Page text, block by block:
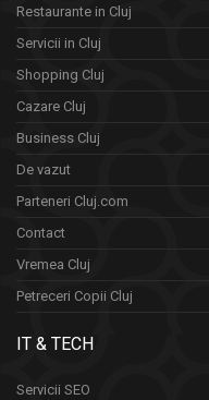
Restaurante in Cluj
Servicii in Cluj
Shopping Cluj
Cazare Cluj
Business Cluj
De vazut
Parteneri Cluj.com
Contact
Vremea Cluj
Petreceri Copii Cluj
IT & TECH
Servicii SEO